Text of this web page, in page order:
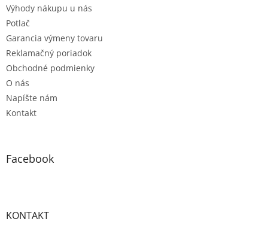
Výhody nákupu u nás
Potlač
Garancia výmeny tovaru
Reklamačný poriadok
Obchodné podmienky
O nás
Napíšte nám
Kontakt
Facebook
KONTAKT